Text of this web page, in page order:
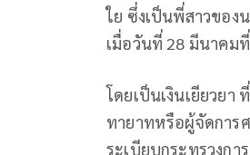
ใย ซึ่งเป็นพี่สาวของ
เมื่อวันที่ 28 มีนาคม
โดยเป็นเงินเยียวย
ทายาทหรือผู้จัดการ
ระเบียบกระทรวงก